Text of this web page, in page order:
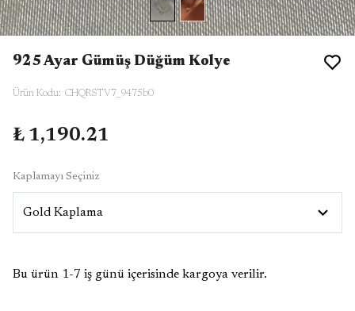
925 Ayar Gümüş Düğüm Kolye
Ürün Kodu: CHQRSTV7_9475b0
₺ 1,190.21
Kaplamayı Seçiniz
Bu ürün 1-7 iş günü içerisinde kargoya verilir.